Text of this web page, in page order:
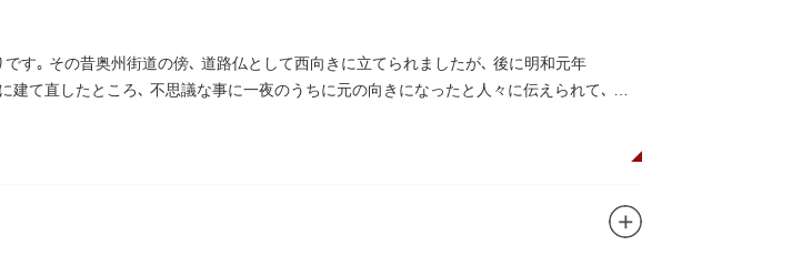
す｡ その昔奥州街道の傍､ 道路仏として西向きに立てられましたが､ 後に明和元年
建て直したところ､ 不思議な事に一夜のうちに元の向きになったと人々に伝えられて､ こ